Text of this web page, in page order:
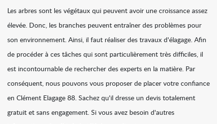
Les arbres sont les végétaux qui peuvent avoir une croissance assez
élevée. Donc, les branches peuvent entraîner des problèmes pour
son environnement. Ainsi, il faut réaliser des travaux d'élagage. Afin
de procéder à ces tâches qui sont particulièrement très difficiles, il
est incontournable de rechercher des experts en la matière. Par
conséquent, nous pouvons vous proposer de placer votre confiance
en Clément Elagage 88. Sachez qu'il dresse un devis totalement
gratuit et sans engagement. Si vous avez besoin d'autres